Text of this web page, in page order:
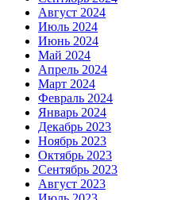
Август 2024
Июль 2024
Июнь 2024
Май 2024
Апрель 2024
Март 2024
Февраль 2024
Январь 2024
Декабрь 2023
Ноябрь 2023
Октябрь 2023
Сентябрь 2023
Август 2023